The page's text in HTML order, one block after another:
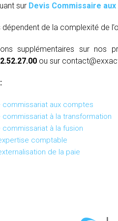
sur Devis Commissaire
de la complexité de
supplémentaires sur
ou sur
commissariat aux comptes
à la transformation
à la fusion
comptable
de la paie